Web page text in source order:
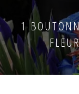
1